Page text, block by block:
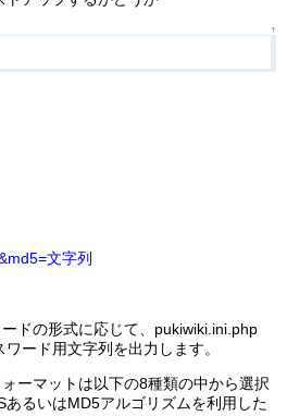
↑
文字列
ドの形式に応じて、pukiwiki.ini.php
ード用文字列を出力します。
ーマットは以下の8種類の中から選択
あるいはMD5アルゴリズムを利用した